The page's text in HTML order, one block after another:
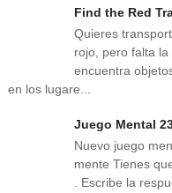
Find the Red
Quieres
rojo, pero falta la
encuentra
en los lugare...
Juego Mental
Nuevo juego
mente Tienes
. Escribe la